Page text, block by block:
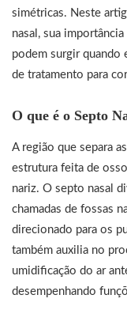
simétricas. Neste
nasal, sua
podem surgir quando
de tratamento para
O que é o Septo
A região que separa
estrutura feita de
nariz. O septo nasal
chamadas de fossas
direcionado para os
também auxilia no
umidificação do ar
desempenhando